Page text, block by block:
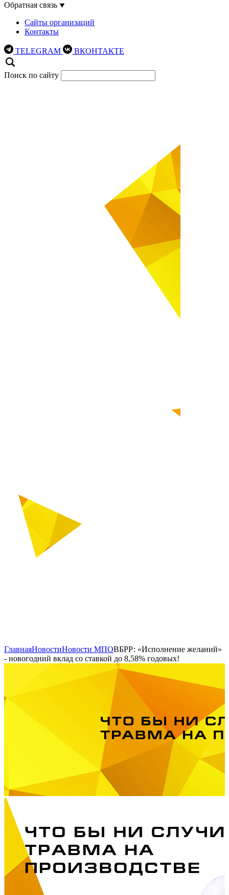
Обратная связь
Сайты организаций
Контакты
TELEGRAM ВКОНТАКТЕ
Поиск по сайту
ГлавнаяНовостиНовости МПОВБРР: «Исполнение желаний»
- новогодний вклад со ставкой до 8,58% годовых!